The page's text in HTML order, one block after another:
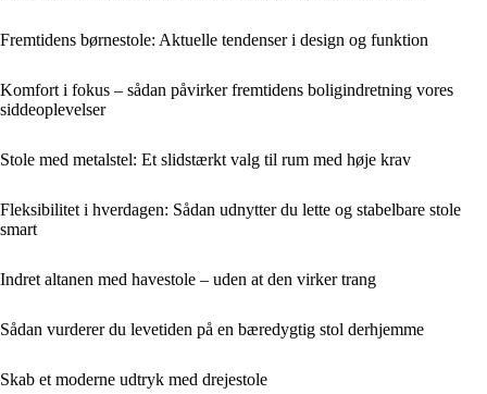
Fremtidens børnestole: Aktuelle tendenser i design og funktion
Komfort i fokus – sådan påvirker fremtidens boligindretning vores
siddeoplevelser
Stole med metalstel: Et slidstærkt valg til rum med høje krav
Fleksibilitet i hverdagen: Sådan udnytter du lette og stabelbare stole
smart
Indret altanen med havestole – uden at den virker trang
Sådan vurderer du levetiden på en bæredygtig stol derhjemme
Skab et moderne udtryk med drejestole